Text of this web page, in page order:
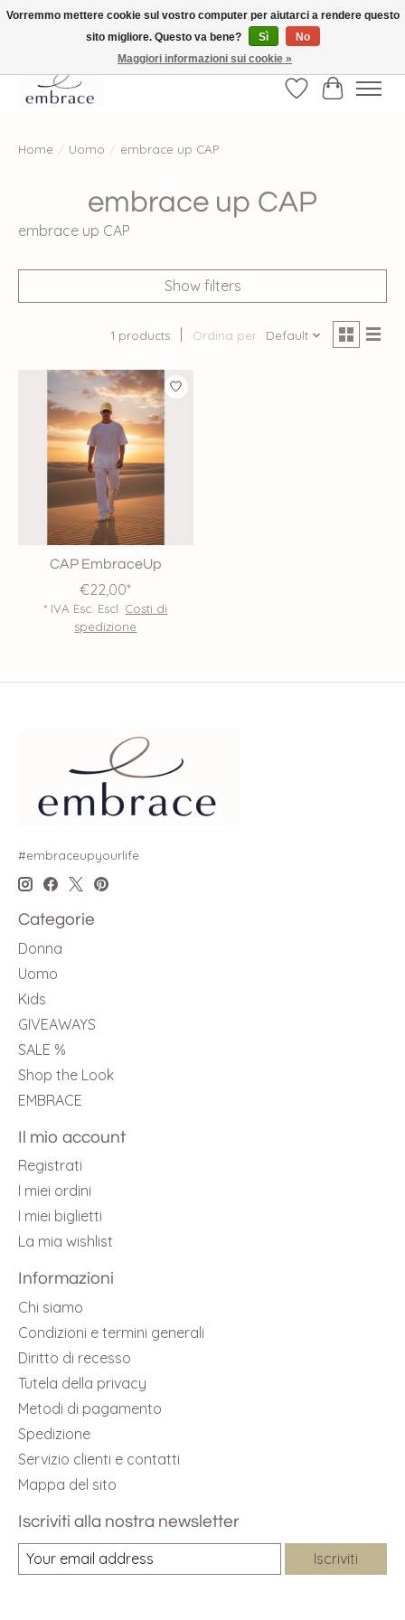
√ Versandkostenfrei ab € 40-, √ Made with Love and Happiness √Exklusiv und
nur hier im Onlineshop √high-quality & long-lasting fashion
Lista deiCarrello
Home / Uomo / embrace up CAP
embrace up CAP
embrace up CAP
Show filters
1 products Ordina per Default
CAP EmbraceUp
€22,00*
* IVA Esc. Escl. Costi di
spedizione
#embraceupyourlife
Categorie
Donna
Uomo
Kids
GIVEAWAYS
SALE %
Shop the Look
EMBRACE
Il mio account
Registrati
I miei ordini
I miei biglietti
La mia wishlist
Informazioni
Chi siamo
Condizioni e termini generali
Diritto di recesso
Tutela della privacy
Metodi di pagamento
Spedizione
Servizio clienti e contatti
Mappa del sito
Iscriviti alla nostra newsletter
Iscriviti
Vorremmo mettere cookie sul vostro computer per aiutarci a rendere questo
sito migliore. Questo va bene?
Sì
No
Maggiori informazioni sui cookie »